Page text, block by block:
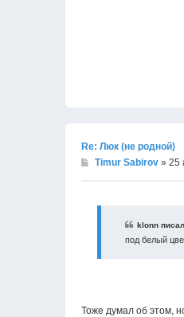
Re: Люк (не родной)
Timur Sabirov » 25
klonn
под белый
Тоже думал об этом,